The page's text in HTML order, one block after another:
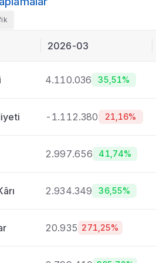
2026-03
4.110.036 35,51%
-1.112.380 21,16%
2.997.656 41,74%
2.934.349 36,55%
20.935 271,25%